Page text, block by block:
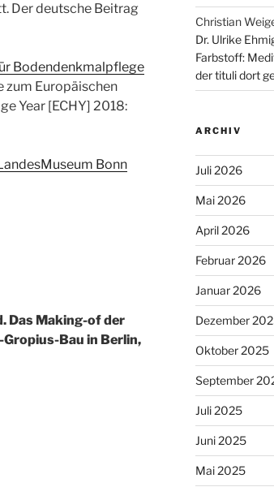
Der deutsche Beitrag
Bodendenkmalpflege
zum Europäischen
Year [ECHY] 2018:
Bonn
Das Making-of der
Bau in Berlin,
Christian
Dr. Ulrike
Farbstoff:
der tituli dort
ARCHIV
Juli 2026
Mai 2026
April 2026
Februar 2026
Januar 2026
Dezember
Oktober 2025
September
Juli 2025
Juni 2025
Mai 2025